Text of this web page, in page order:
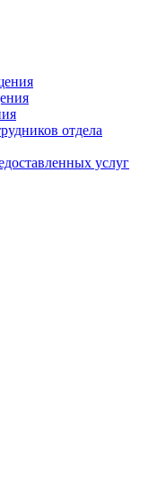
отдела
услуг